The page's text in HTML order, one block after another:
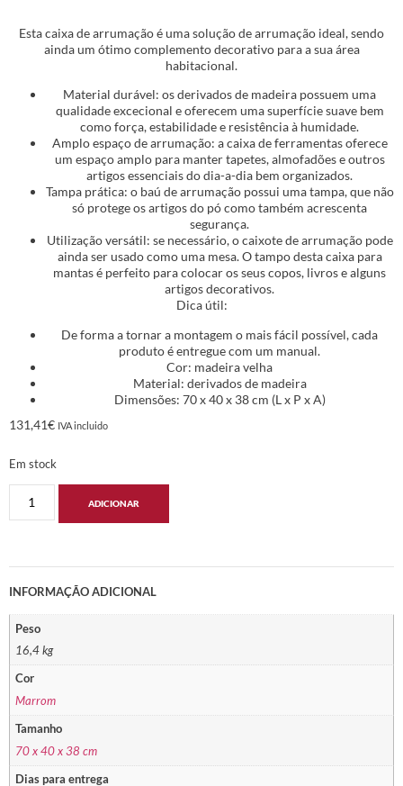
Esta caixa de arrumação é uma solução de arrumação ideal, sendo
ainda um ótimo complemento decorativo para a sua área
habitacional.
Material durável: os derivados de madeira possuem uma
qualidade excecional e oferecem uma superfície suave bem
como força, estabilidade e resistência à humidade.
Amplo espaço de arrumação: a caixa de ferramentas oferece
um espaço amplo para manter tapetes, almofadões e outros
artigos essenciais do dia-a-dia bem organizados.
Tampa prática: o baú de arrumação possui uma tampa, que não
só protege os artigos do pó como também acrescenta
segurança.
Utilização versátil: se necessário, o caixote de arrumação pode
ainda ser usado como uma mesa. O tampo desta caixa para
mantas é perfeito para colocar os seus copos, livros e alguns
artigos decorativos.
Dica útil:
De forma a tornar a montagem o mais fácil possível, cada
produto é entregue com um manual.
Cor: madeira velha
Material: derivados de madeira
Dimensões: 70 x 40 x 38 cm (L x P x A)
131,41€ IVA incluido
Em stock
ADICIONAR
INFORMAÇÃO ADICIONAL
Peso
16,4 kg
Cor
Marrom
Tamanho
70 x 40 x 38 cm
Dias para entrega